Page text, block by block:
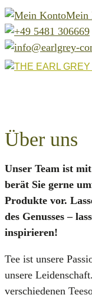
Zum
Inhalt
springen
Mein
Über uns
Unser Team ist
berät Sie gerne
Produkte vor.
des Genusses –
inspirieren!
Tee ist unsere
unsere
verschiedenen